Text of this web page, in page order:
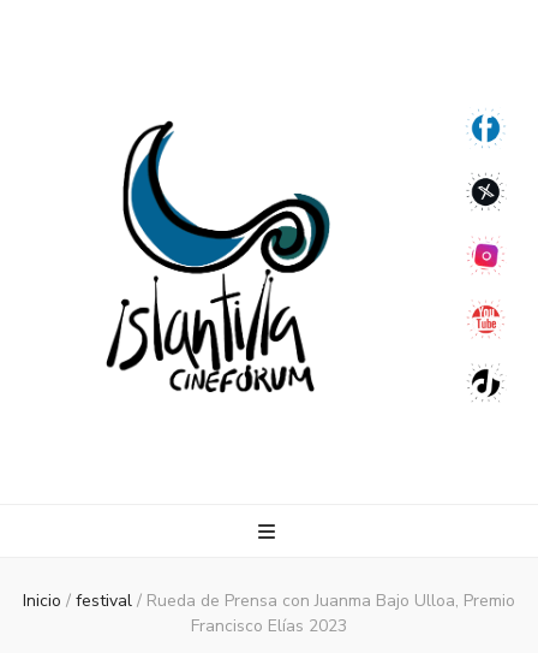
Inicio / festival / Rueda de Prensa con Juanma Bajo Ulloa, Premio
Francisco Elías 2023